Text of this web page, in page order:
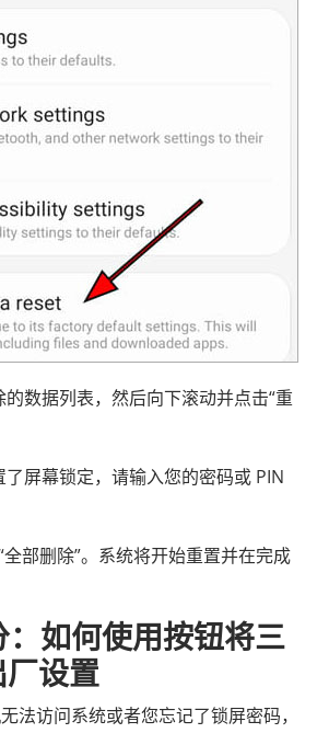
数据列表，然后向下滚动并点击“重
了屏幕锁定，请输入您的密码或 PIN
部删除”。系统将开始重置并在完成
：如何使用按钮将三
设置
法访问系统或者您忘记了锁屏密码，